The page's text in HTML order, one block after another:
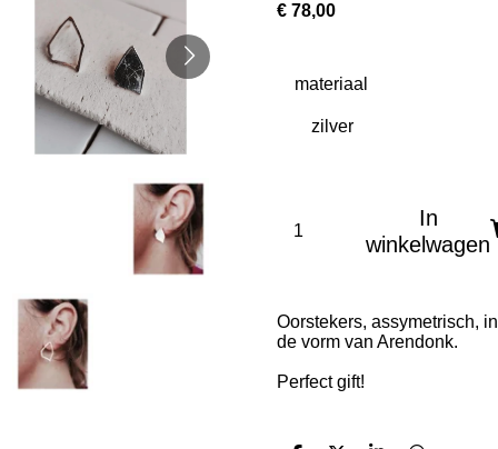
€ 78,00
materiaal
In
winkelwagen
Oorstekers, assymetrisch, in
de vorm van Arendonk.
Perfect gift!